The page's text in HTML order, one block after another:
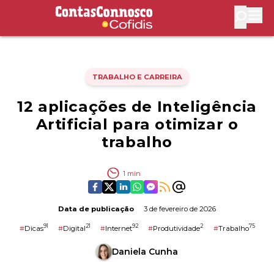
Contas Connosco by Cofidis
TRABALHO E CARREIRA
12 aplicações de Inteligência
Artificial para otimizar o
trabalho
1 min
Data de publicação 3 de fevereiro de 2026
#Dicas91 #Digital21 #Internet92 #Produtividade2 #Trabalho75
Daniela Cunha